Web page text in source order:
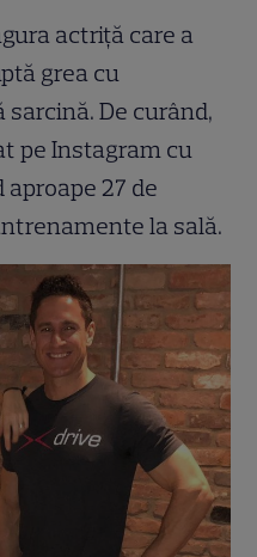
actriță care a
grea cu
De curând,
pe Instagram cu
27 de
la sală.